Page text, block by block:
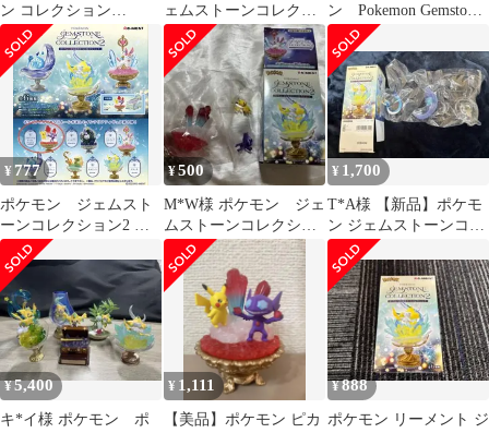
ン コレクション
FANTOM
ェムストーンコレクシ
ョン2 シャンデラ
ン Pokemon Gemstone
Collection 2
¥777
ポケモン ジェムスト
ーンコレクション2 ピ
カチュウ&ヤミラミ
¥500
M*W様 ポケモン ジェ
ムストーンコレクショ
ン2
¥ 1,700
T*A様 【新品】ポケモ
ン ジェムストーンコレ
クション2 ハクリュー
フィギュア
¥5,400
キ*イ様 ポケモン ポ
¥ 1,111
【美品】ポケモン ピカ
¥888
ポケモン リーメント ジ